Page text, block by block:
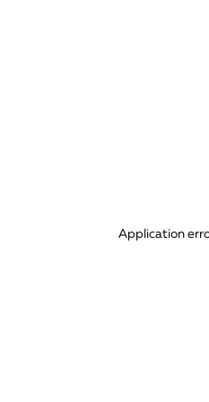
Application